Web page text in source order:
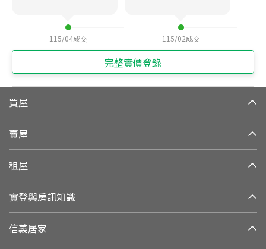
115/04成交 115/02成交
完整實價登錄
買屋
賣屋
租屋
實登與房訊知識
信義居家